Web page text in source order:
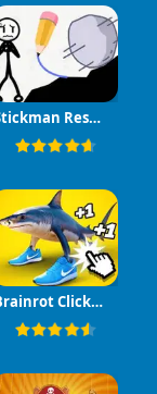
Stickman Rescue Draw 2 Save
Brainrot Clicker